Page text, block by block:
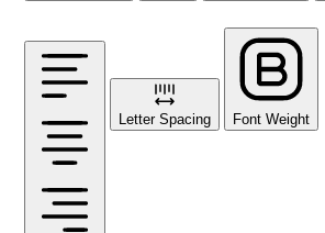
Letter Spacing Font Weight